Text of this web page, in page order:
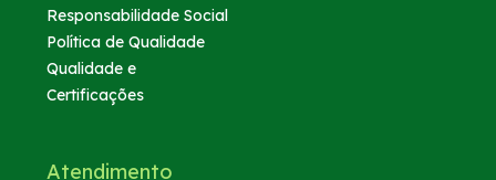
Responsabilidade Social
Política de Qualidade
Qualidade e
Certificações
Atendimento